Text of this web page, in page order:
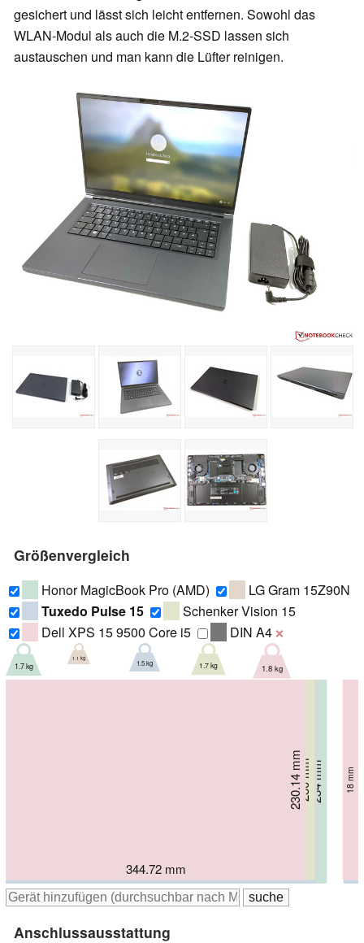
gesichert und lässt sich leicht entfernen. Sowohl das
WLAN-Modul als auch die M.2-SSD lassen sich
austauschen und man kann die Lüfter reinigen.
Größenvergleich
Honor MagicBook Pro (AMD)
LG Gram 15Z90N
Tuxedo Pulse 15
Schenker Vision 15
Dell XPS 15 9500 Core i5
DIN A4 ❌
369 mm
234 mm 16.9 mm
1.7 kg
357.6 mm
225.3 mm 16.8 mm
1.1 kg
356 mm
234 mm 17 mm
1.5 kg
355 mm
230 mm 15 mm
1.7 kg
344.72 mm
230.14 mm 18 mm
1.8 kg
Anschlussausstattung